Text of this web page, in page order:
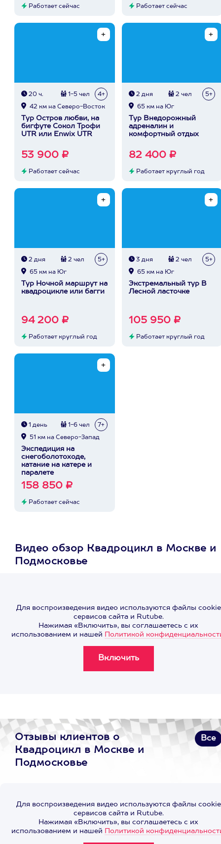
Работает сейчас Работает сейчас
20 ч. 1-5 чел 4+
42 км на Северо-Восток
Тур Остров любви, на
бигфуте Сокол Трофи
UTR или Enwix UTR
53 900 ₽
Работает сейчас
2 дня 2 чел 5+
65 км на Юг
Тур Внедорожный
адреналин и
комфортный отдых
82 400 ₽
Работает круглый год
2 дня 2 чел 5+
65 км на Юг
Тур Ночной маршрут на
квадроцикле или багги
94 200 ₽
Работает круглый год
3 дня 2 чел 5+
65 км на Юг
Экстремальный тур В
Лесной ласточке
105 950 ₽
Работает круглый год
1 день 1-6 чел 7+
51 км на Северо-Запад
Экспедиция на
снегоболотоходе,
катание на катере и
паралете
158 850 ₽
Работает сейчас
Видео обзор Квадроцикл в Москве и
Подмосковье
Для воспроизведения видео используются файлы cookie
сервисов сайта и Rutube.
Нажимая «Включить», вы соглашаетесь с их
использованием и нашей Политикой
Отзывы клиентов о
Квадроцикл в Москве и
Подмосковье
Все
Для воспроизведения видео используются файлы cookie
сервисов сайта и Rutube.
Нажимая «Включить», вы соглашаетесь с их
использованием и нашей Политикой